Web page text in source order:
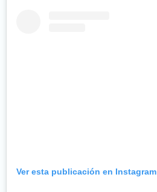
Ver esta publicación en Instagram